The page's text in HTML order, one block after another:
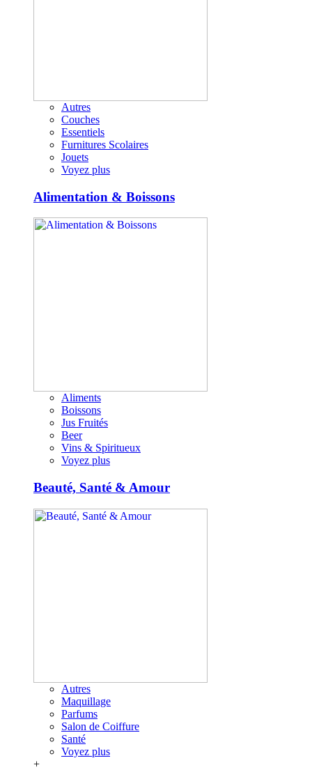
Autres
Couches
Essentiels
Furnitures Scolaires
Jouets
Voyez plus
Alimentation & Boissons
Aliments
Boissons
Jus Fruités
Beer
Vins & Spiritueux
Voyez plus
Beauté, Santé & Amour
Autres
Maquillage
Parfums
Salon de Coiffure
Santé
Voyez plus
+